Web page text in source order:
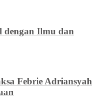
dengan Ilmu dan
Febrie Adriansyah